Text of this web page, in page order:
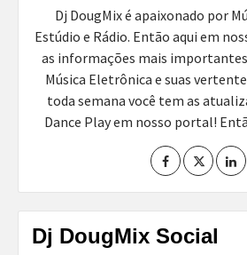
Dj DougMix é apaixonado por
Estúdio e Rádio. Então aqui em
as informações mais importantes
Música Eletrônica e suas
toda semana você tem as
Dance Play em nosso portal!
Dj DougMix Social